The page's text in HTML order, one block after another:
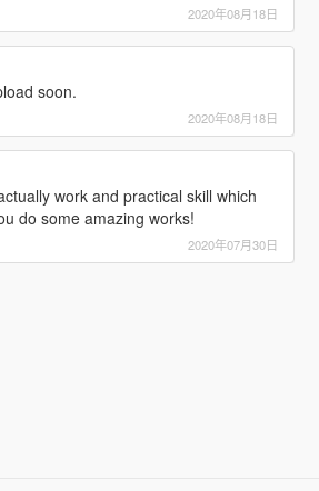
2020年08月18日
soon.
2020年08月18日
work and practical skill which
do some amazing works!
2020年07月30日